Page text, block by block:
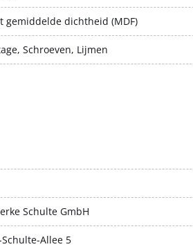
gemiddelde dichtheid (MDF)
Schroeven, Lijmen
Schulte GmbH
Schulte-Allee 5